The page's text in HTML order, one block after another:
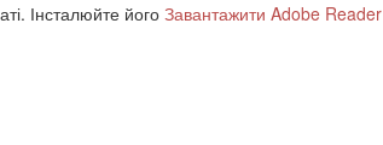
Інсталюйте його Завантажити Adobe Reader